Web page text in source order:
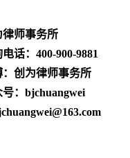
律师事务所
话： 400-900-9881
：创为律师事务所
：bjchuangwei